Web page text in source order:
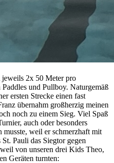
2x 50 Meter pro
und Pullboy. Naturgemäß
ersten Strecke einen fast
übernahm großherzig meinen
noch zu einem Sieg. Viel Spaß
auch oder besonders
musste, weil er schmerzhaft mit
Pauli das Siegtor gegen
von unseren drei Kids Theo,
Geräten turnten: